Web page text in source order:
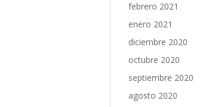
febrero 2021
enero 2021
diciembre 2020
octubre 2020
septiembre 2020
agosto 2020